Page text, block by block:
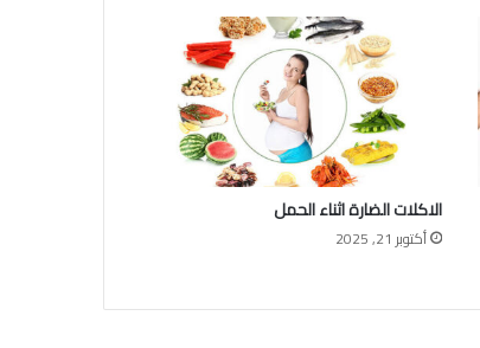
الاكلات الضارة اثناء الحمل
أكتوبر 21, 2025